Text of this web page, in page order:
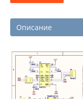
Описание